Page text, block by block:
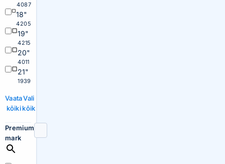
4087
18"
4205
19"
4215
20"
4011
21"
1939
Vaata
kõiki
Vali
kõik
Premium
mark